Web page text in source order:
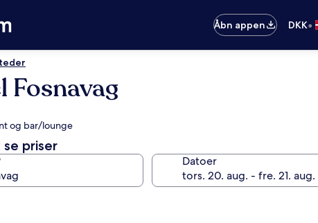
Åbn appen
DKK•
Fosnavag
og bar/lounge
priser
Datoer